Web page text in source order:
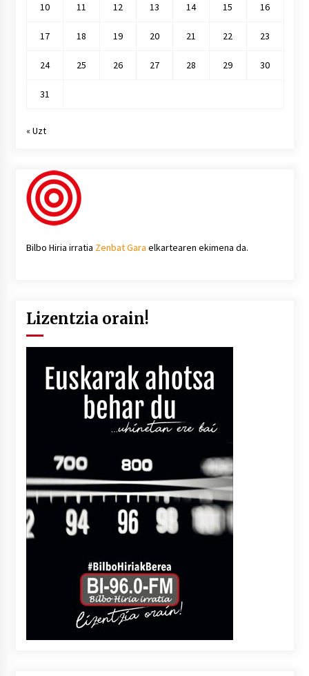
10 11 12 13 14 15 16
17 18 19 20 21 22 23
24 25 26 27 28 29 30
31
« Uzt
Bilbo Hiria irratia Zenbat Gara elkartearen ekimena da.
Lizentzia orain!